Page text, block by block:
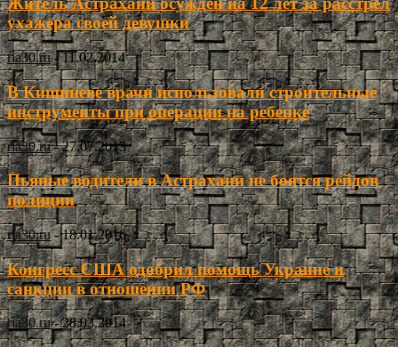
ухажера своей девушки
ria30.ru - 11.02.2014
В Кишиневе врачи использовали строительные
инструменты при операции на ребенке
ria30.ru - 27.07.2013
Пьяные водители в Астрахани не боятся рейдов
полиции
ria30.ru - 18.01.2016
Конгресс США одобрил помощь Украине и
санкции в отношении РФ
ria30.ru - 28.03.2014